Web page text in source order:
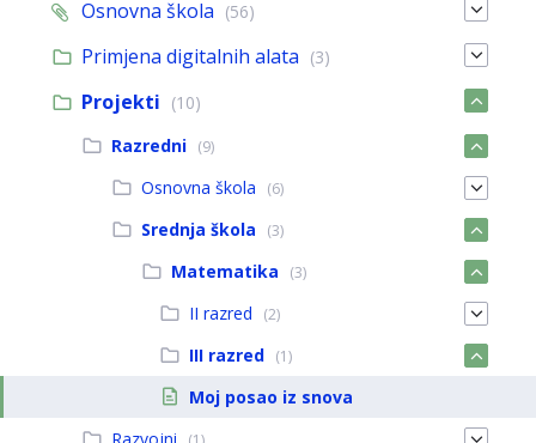
Osnovna škola (56)
Primjena digitalnih alata (3)
Projekti (10)
Razredni (9)
Osnovna škola (6)
Srednja škola (3)
Matematika (3)
II razred (2)
III razred (1)
Moj posao iz snova
Razvojni